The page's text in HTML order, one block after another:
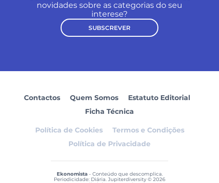
novidades sobre as categorias do seu
interese?
SUBSCREVER
Contactos Quem Somos
Estatuto Editorial
Ficha Técnica
Política de Cookies
Termos e Condições
Política de Privacidade
Ekonomista- Conteúdo que descomplica.
Periodicidade: Diária. Jupiterdiversity © 2026